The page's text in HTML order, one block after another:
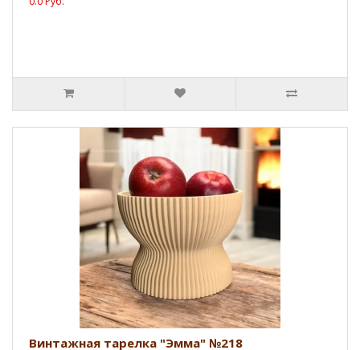
Винтажная тарелка "Эмма" №218